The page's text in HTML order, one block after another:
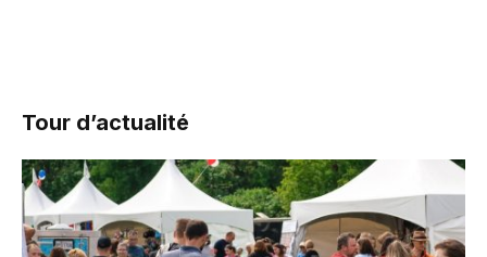
Tour d’actualité